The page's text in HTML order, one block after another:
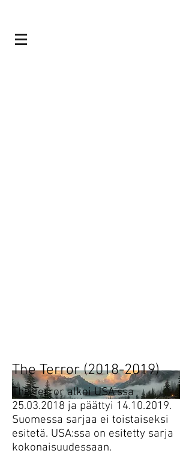
The Terror(2018-2019)
The Terror alkoi USA:ssa
25.03.2018 ja päättyi 14.10.2019.
Suomessa sarjaa ei toistaiseksi
esitetä. USA:ssa on esitetty sarja
kokonaisuudessaan.